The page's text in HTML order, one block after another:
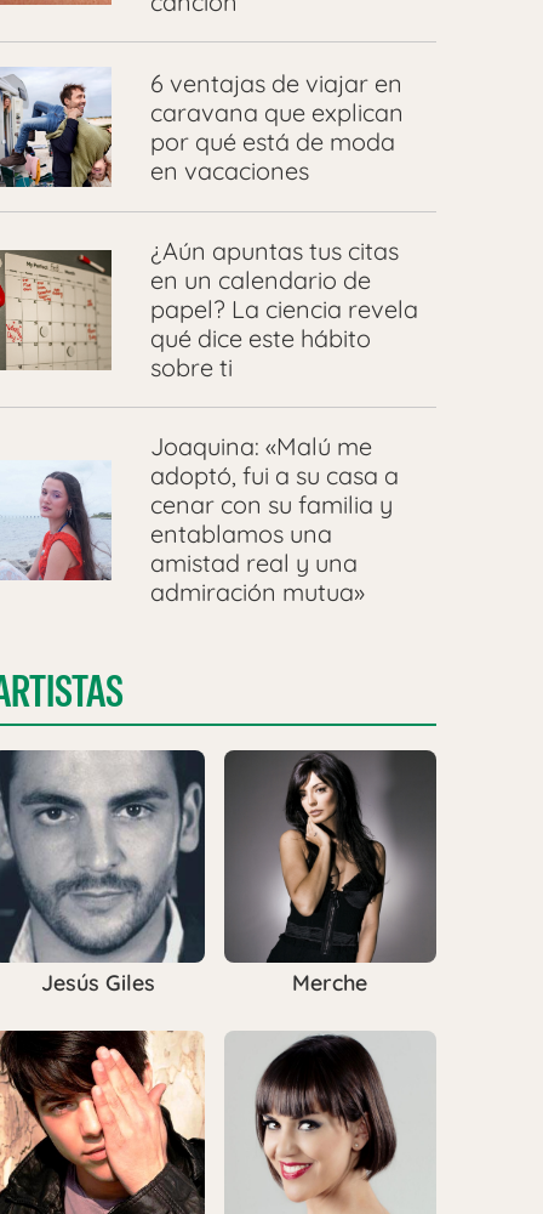
6 ventajas de viajar en
caravana que explican
por qué está de moda
en vacaciones
¿Aún apuntas tus citas
en un calendario de
papel? La ciencia revela
qué dice este hábito
sobre ti
Joaquina: «Malú me
adoptó, fui a su casa a
cenar con su familia y
entablamos una
amistad real y una
admiración mutua»
Jesús Giles Merche